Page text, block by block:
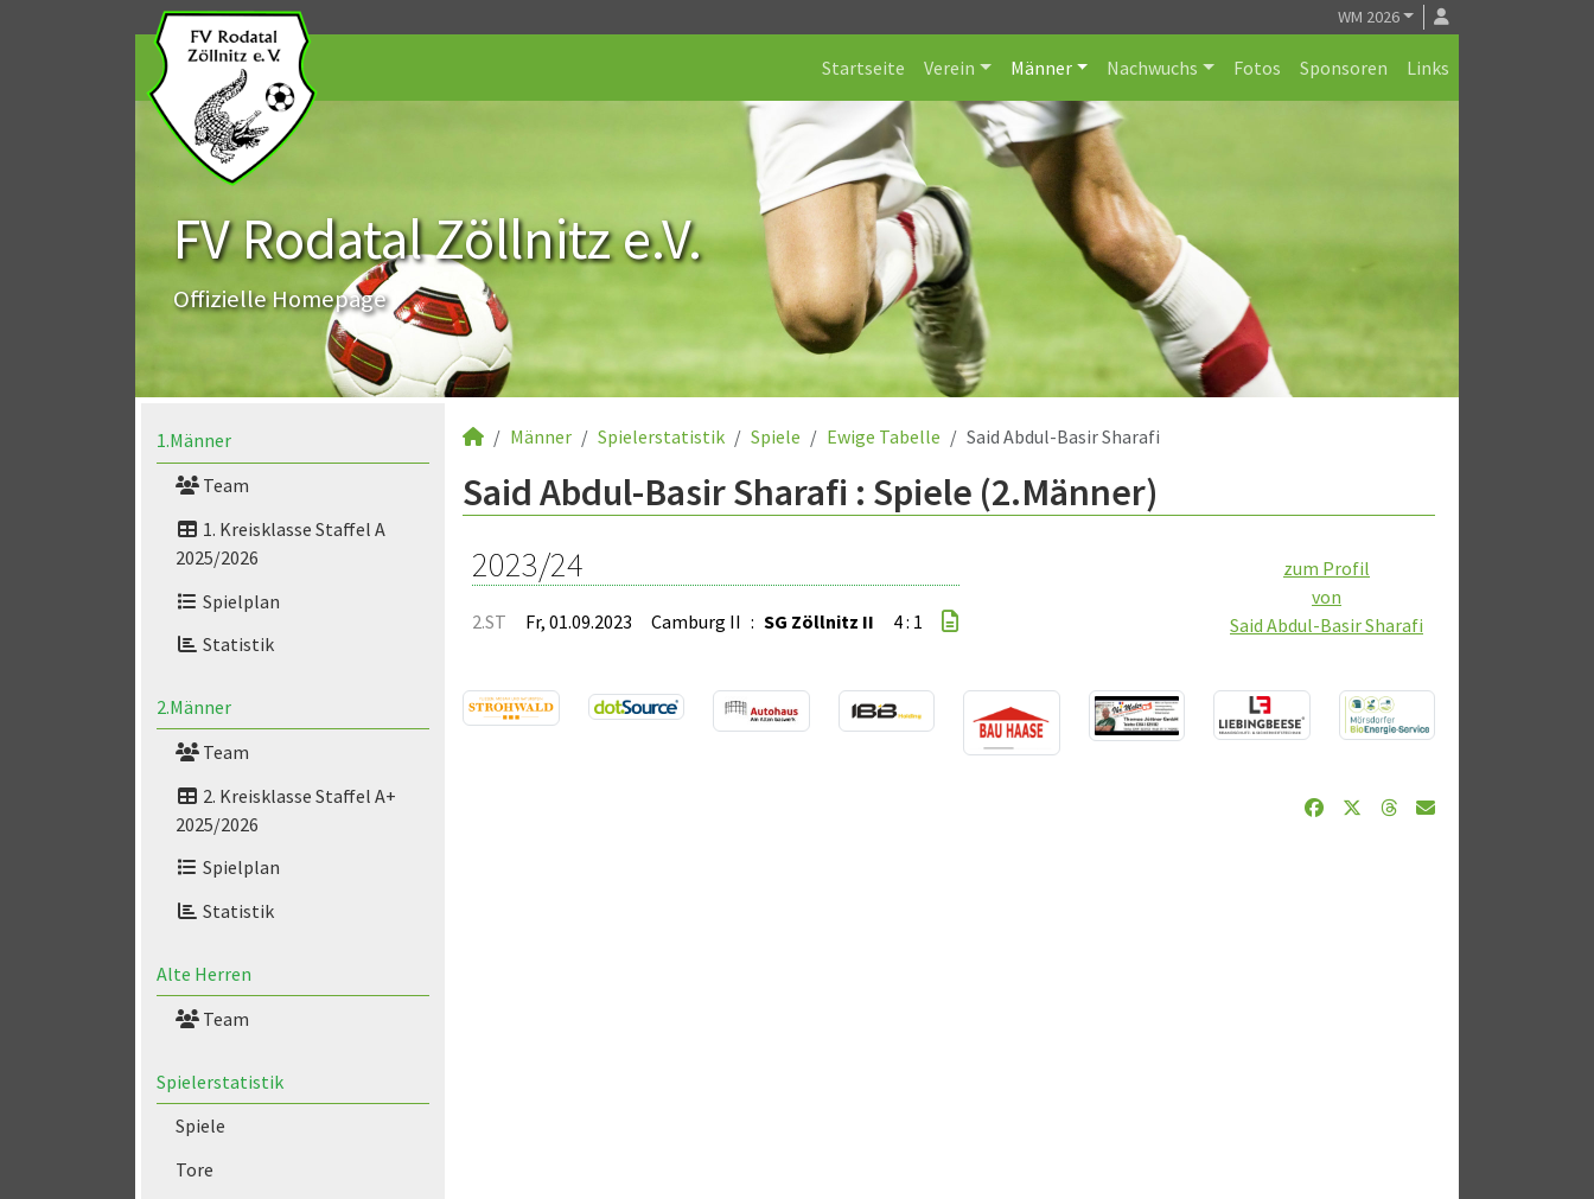
WM 2026
Startseite Verein Männer Nachwuchs Fotos Sponsoren Links
FV Rodatal Zöllnitz e.V.
Offizielle Homepage
1.Männer
Team
1. Kreisklasse Staffel A
2025/2026
Spielplan
Statistik
2.Männer
Team
2. Kreisklasse Staffel A+
2025/2026
Spielplan
Statistik
Alte Herren
Team
Spielerstatistik
Spiele
Tore
Männer Spielerstatistik Spiele Ewige Tabelle Said Abdul-Basir Sharafi
Said Abdul-Basir Sharafi : Spiele (2.Männer)
zum Profil
von
Said Abdul-Basir Sharafi
2023/24
2.ST Fr, 01.09.2023 Camburg II : SG Zöllnitz II 4 : 1